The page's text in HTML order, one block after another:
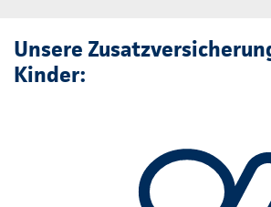
Unsere
Kinder: